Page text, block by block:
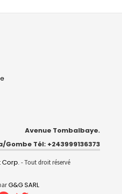
Avenue Tombalbaye.
Gombe Tél: +243999136373
Corp. - Tout droit réservé
G&G SARL